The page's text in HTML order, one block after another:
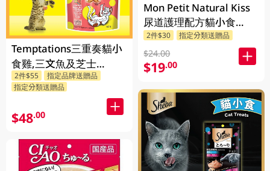
Temptations三重奏貓小
食雞,三文魚及芝士
160GM
2件$55
指定品牌送贈品
指定分類送贈品
$48.00
Mon Petit Natural Kiss
尿道護理配方貓小食
40GM
2件$30 指定分類送贈品
$24.00
$19.00